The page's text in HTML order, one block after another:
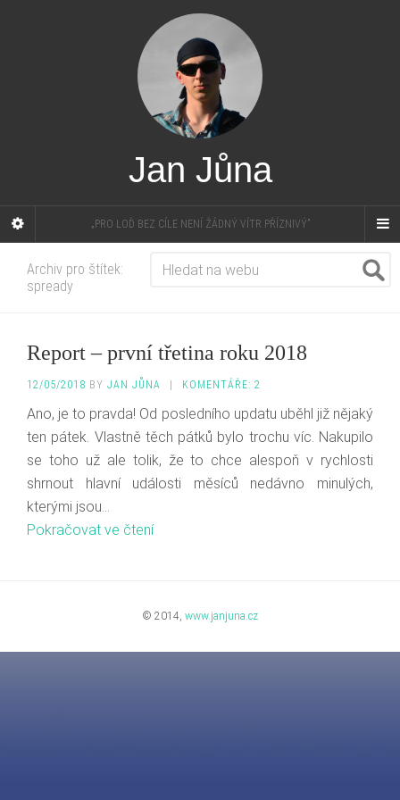
Jan Jůna
„PRO LOĎ BEZ CÍLE NENÍ ŽÁDNÝ VÍTR PŘÍZNIVÝ”
Archiv pro štítek:
spready
Report – první třetina roku 2018
12/05/2018 BY JAN JŮNA KOMENTÁŘE: 2
Ano, je to pravda! Od posledního updatu uběhl již nějaký
ten pátek. Vlastně těch pátků bylo trochu víc. Nakupilo
se toho už ale tolik, že to chce alespoň v rychlosti
shrnout hlavní události měsíců nedávno minulých,
kterými jsou…
Pokračovat ve čtení
© 2014, www.janjuna.cz